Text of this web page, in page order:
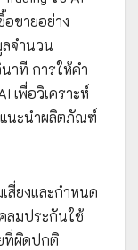
อขายอย่าง
จำนวน
าที การให้คำ
เพื่อวิเคราะห์
นะนำผลิตภัณฑ์
สี่ยงและกำหนด
ลมประกันใช้
ที่ผิดปกติ